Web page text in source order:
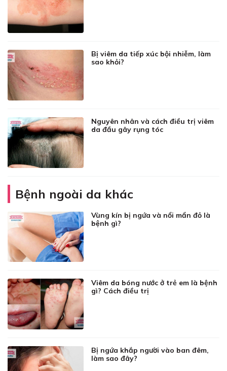
Bị viêm da tiếp xúc bội nhiễm, làm
sao khỏi?
Nguyên nhân và cách điều trị viêm
da đầu gây rụng tóc
Bệnh ngoài da khác
Vùng kín bị ngứa và nổi mẩn đỏ là
bệnh gì?
Viêm da bóng nước ở trẻ em là bệnh
gì? Cách điều trị
Bị ngứa khắp người vào ban đêm,
làm sao đây?